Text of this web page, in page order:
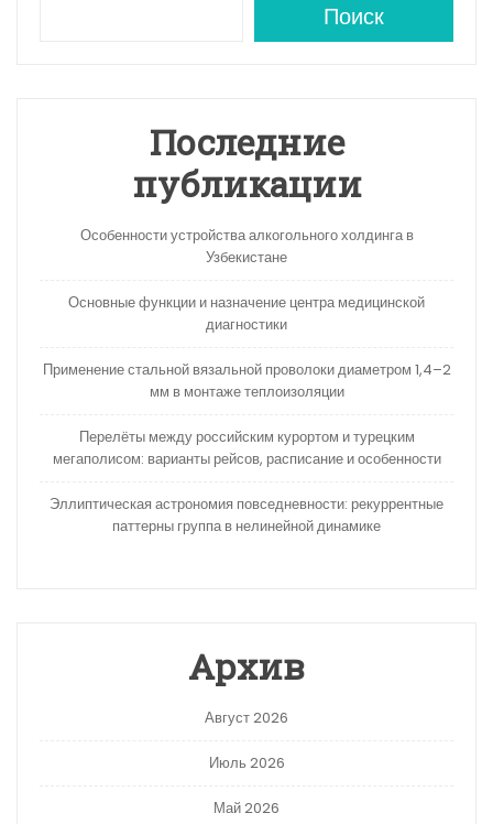
Поиск
Последние
публикации
Особенности устройства алкогольного холдинга в
Узбекистане
Основные функции и назначение центра медицинской
диагностики
Применение стальной вязальной проволоки диаметром 1,4–2
мм в монтаже теплоизоляции
Перелёты между российским курортом и турецким
мегаполисом: варианты рейсов, расписание и особенности
Эллиптическая астрономия повседневности: рекуррентные
паттерны группа в нелинейной динамике
Архив
Август 2026
Июль 2026
Май 2026